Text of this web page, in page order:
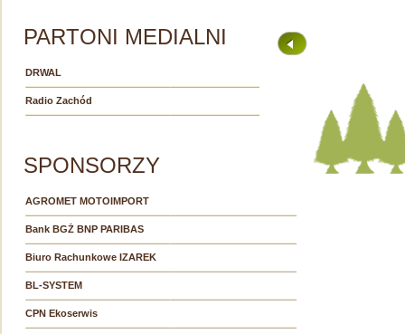
PARTONI MEDIALNI
DRWAL
Radio Zachód
SPONSORZY
AGROMET MOTOIMPORT
Bank BGŻ BNP PARIBAS
Biuro Rachunkowe IZAREK
BL-SYSTEM
CPN Ekoserwis